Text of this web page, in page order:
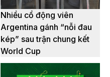
Nhiều cổ động viên
Argentina gánh “nỗi đau
kép” sau trận chung kết
World Cup